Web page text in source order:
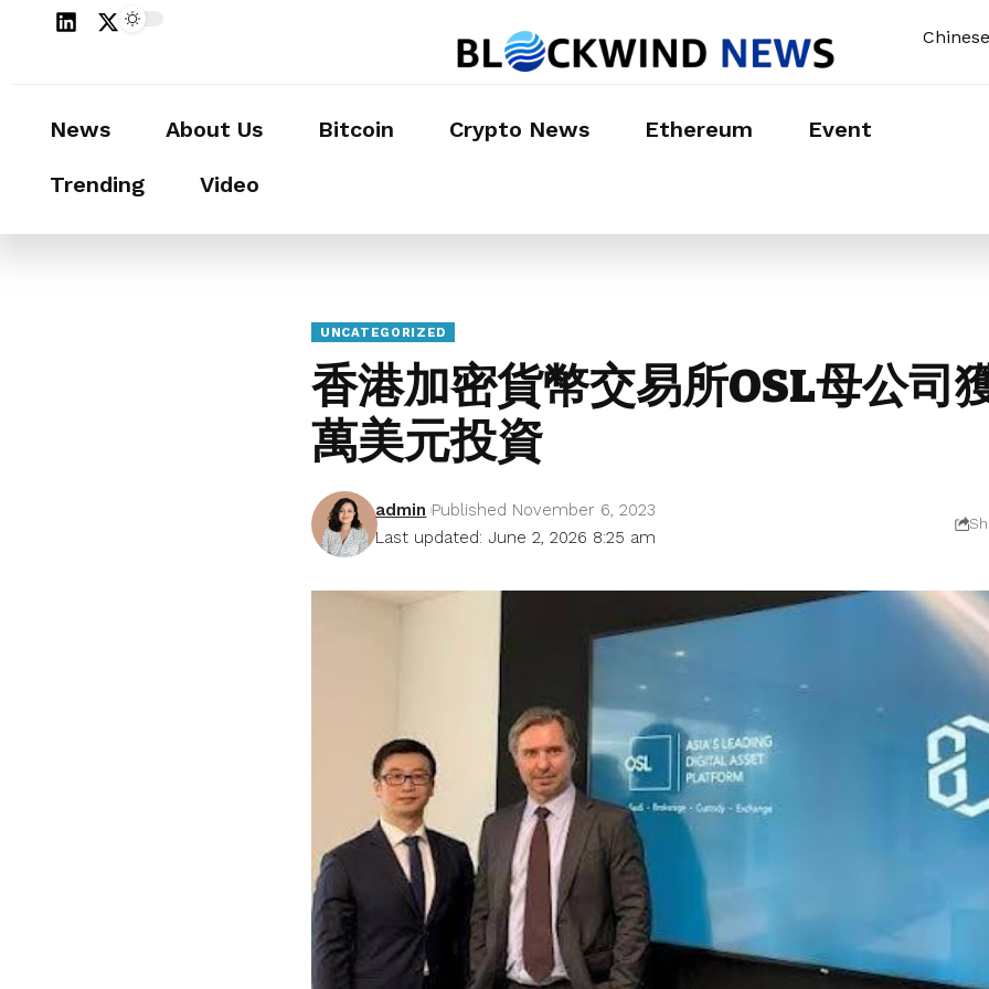
Chinese
News About Us Bitcoin Crypto News Ethereum Event
Trending Video
UNCATEGORIZED
香港加密貨幣交易所OSL母公司
萬美元投資
Last updated: June 2, 2026 8:25 am
admin Published November 6, 2023